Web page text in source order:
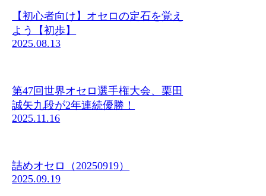
【初心者向け】オセロの定石を覚え
よう【初歩】
2025.08.13
第47回世界オセロ選手権大会、栗田
誠矢九段が2年連続優勝！
2025.11.16
詰めオセロ（20250919）
2025.09.19